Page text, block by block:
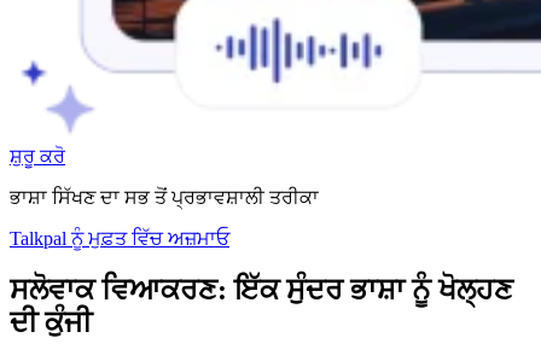
ਸ਼ੁਰੂ ਕਰੋ
ਭਾਸ਼ਾ ਸਿੱਖਣ ਦਾ ਸਭ ਤੋਂ ਪ੍ਰਭਾਵਸ਼ਾਲੀ ਤਰੀਕਾ
Talkpal ਨੂੰ ਮੁਫ਼ਤ ਵਿੱਚ ਅਜ਼ਮਾਓ
ਸਲੋਵਾਕ ਵਿਆਕਰਣ: ਇੱਕ ਸੁੰਦਰ ਭਾਸ਼ਾ ਨੂੰ ਖੋਲ੍ਹਣ
ਦੀ ਕੁੰਜੀ